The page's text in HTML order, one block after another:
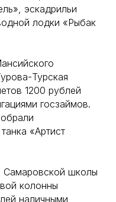
эскадрильи
лодки «Рыбак
Турская
1200 рублей
госзаймов.
«Артист
Самаровской школы
колонны
наличными